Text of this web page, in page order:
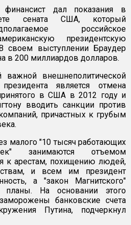
дал показания в
сената США, который
российское
президентскую
своем выступлении Браудер
в 200 миллиардов долларов.
внешнеполитической
является отмена
в США в 2012 году и
вводить санкции против
причастных к грубым
малого "10 тысяч работающих
занимаются отъемом
к арестам, похищению людей,
и всем им президент
а "закон Магнитского"
На основании этого
банковские счета
Путина, подчеркнул